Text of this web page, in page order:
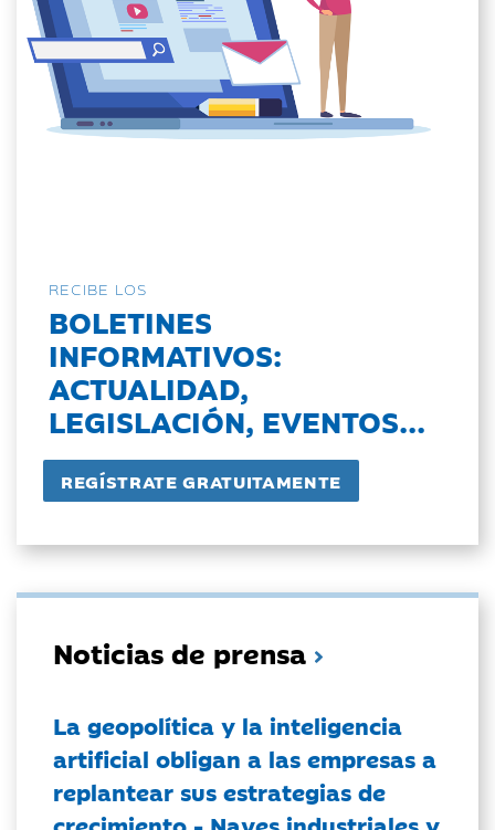
RECIBE LOS
BOLETINES
INFORMATIVOS:
ACTUALIDAD,
LEGISLACIÓN, EVENTOS...
Noticias de prensa
La geopolítica y la inteligencia
artificial obligan a las empresas a
replantear sus estrategias de